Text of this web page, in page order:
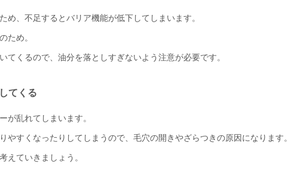
め、不足するとバリア機能が低下してしまいます。
ため。
てくるので、油分を落としすぎないよう注意が必要です。
てくる
が乱れてしまいます。
やすくなったりしてしまうので、毛穴の開きやざらつきの原因になります。
えていきましょう。